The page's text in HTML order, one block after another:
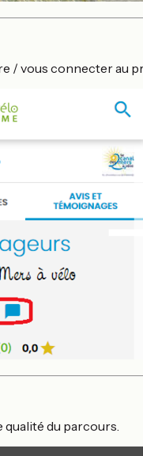
/ vous connecter au
qualité du parcours.